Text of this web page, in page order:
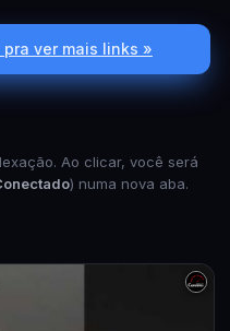
ver mais links »
Ao clicar, você será
) numa nova aba.